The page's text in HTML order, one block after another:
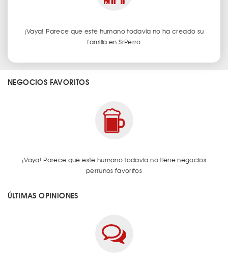
¡Vaya! Parece que este humano todavía no ha creado su
familia en SrPerro
NEGOCIOS FAVORITOS
¡Vaya! Parece que este humano todavía no tiene negocios
perrunos favoritos
ÚLTIMAS OPINIONES